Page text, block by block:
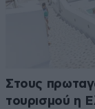
Στους
τουρισμού η